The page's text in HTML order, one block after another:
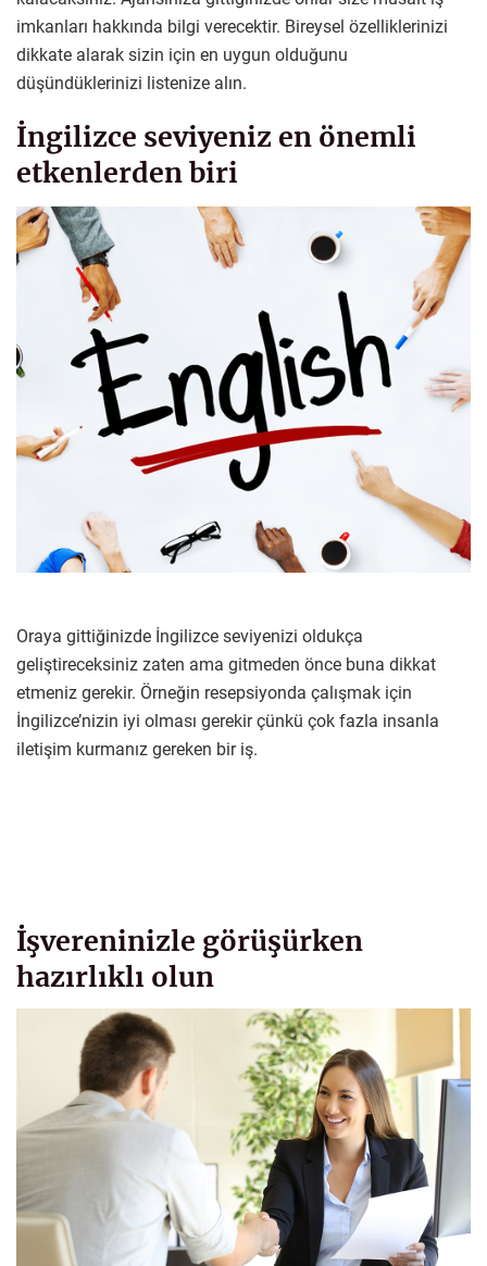
imkanları hakkında bilgi verecektir. Bireysel özelliklerinizi
dikkate alarak sizin için en uygun olduğunu
düşündüklerinizi listenize alın.
İngilizce seviyeniz en önemli
etkenlerden biri
Oraya gittiğinizde İngilizce seviyenizi oldukça
geliştireceksiniz zaten ama gitmeden önce buna dikkat
etmeniz gerekir. Örneğin resepsiyonda çalışmak için
İngilizce’nizin iyi olması gerekir çünkü çok fazla insanla
iletişim kurmanız gereken bir iş.
İşvereninizle görüşürken
hazırlıklı olun